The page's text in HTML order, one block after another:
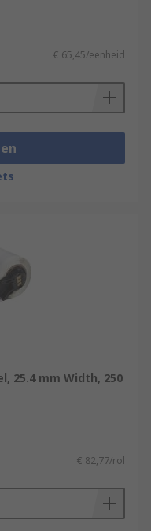
€ 65,45/eenheid
25.4 mm Width, 250
€ 82,77/rol